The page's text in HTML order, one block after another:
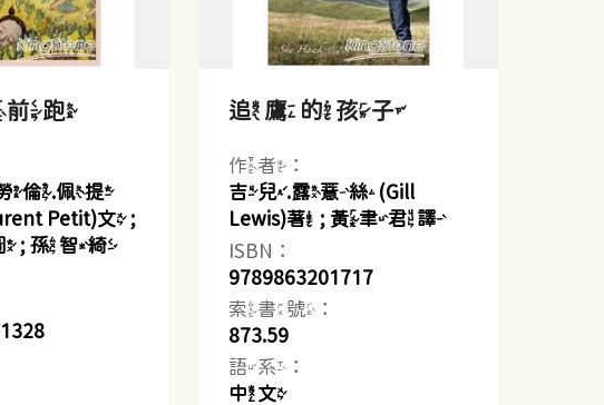
前跑
倫.佩提
Petit)文 ;
; 孫智綺
追鷹的孩子
作者：
吉兒.露薏絲(Gill
Lewis)著 ; 黃聿君譯
ISBN：
9789863201717
索書號：
873.59
語系：
中文